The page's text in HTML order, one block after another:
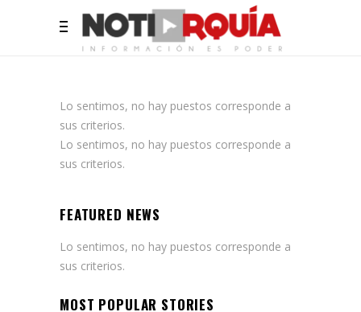
Lo sentimos, no hay puestos corresponde a
sus criterios.
Lo sentimos, no hay puestos corresponde a
sus criterios.
FEATURED NEWS
Lo sentimos, no hay puestos corresponde a
sus criterios.
MOST POPULAR STORIES